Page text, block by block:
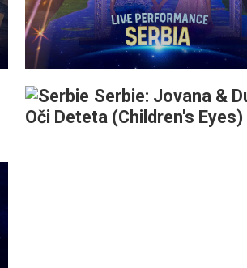
Serbie: Jovana &
Oči Deteta (Children's Eyes)